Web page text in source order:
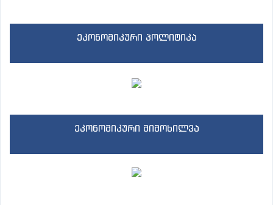
ეკონომიკური პოლიტიკა
ეკონომიკური მიმოხილვა